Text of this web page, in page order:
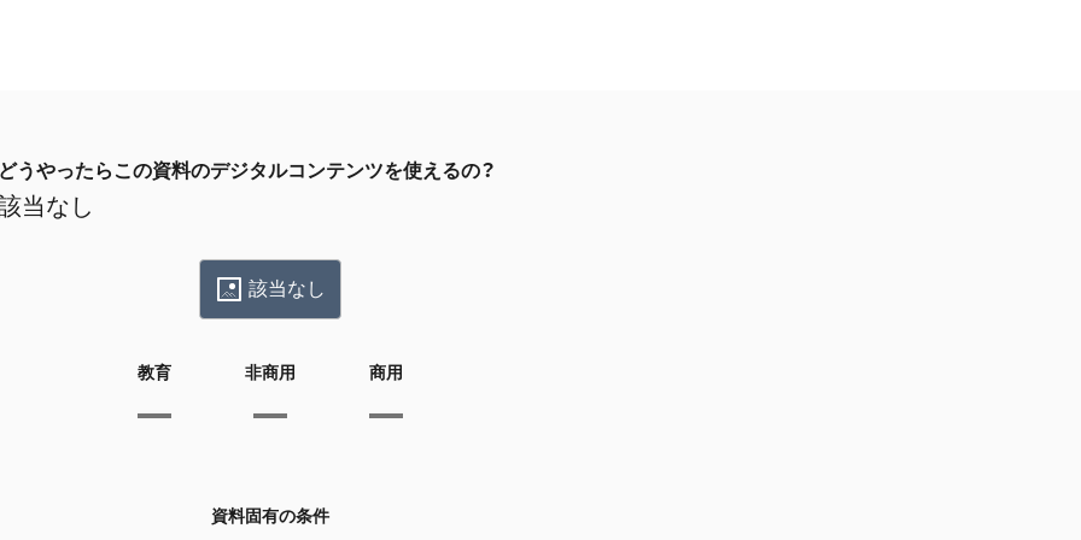
どうやったらこの資料のデジタルコンテンツを使えるの？
当なし
該当なし
教育 非商用 商用
資料固有の条件